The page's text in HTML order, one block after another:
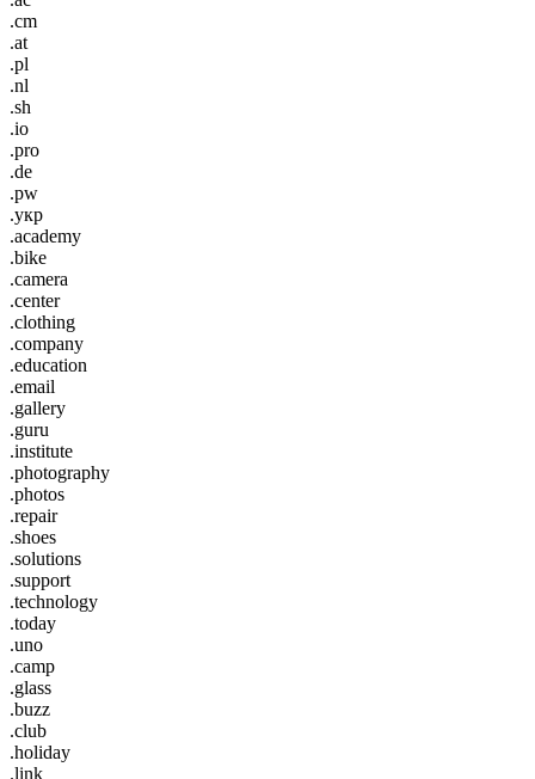
.cm
.at
.pl
.nl
.sh
.io
.pro
.de
.pw
.укр
.academy
.bike
.camera
.center
.clothing
.company
.education
.email
.gallery
.guru
.institute
.photography
.photos
.repair
.shoes
.solutions
.support
.technology
.today
.uno
.camp
.glass
.buzz
.club
.holiday
.link